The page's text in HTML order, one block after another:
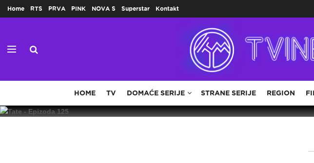
Home RTS PRVA PINK NOVA S Superstar Kontakt
HOME TV DOMAĆE SERIJE STRANE SERIJE REGION